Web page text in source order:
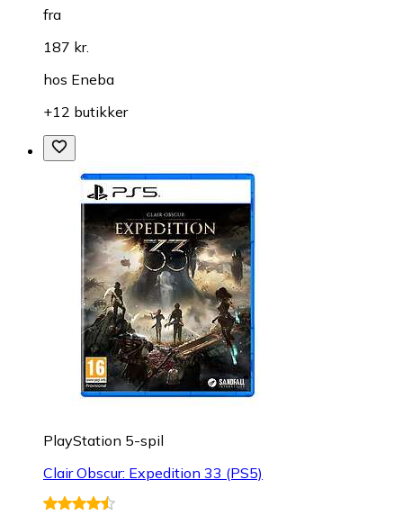
fra
187 kr.
hos Eneba
+12 butikker
PlayStation 5-spil
Clair Obscur: Expedition 33 (PS5)